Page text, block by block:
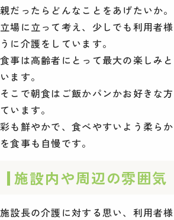
親だったらどんなことをあげたいか
立場に立って考え、少しでも利用者
うに介護をしています。
食事は高齢者にとって最大の楽しみ
います。
そこで朝食はご飯かパンかお好きな
ています。
彩も鮮やかで、食べやすいよう柔ら
を食事も自慢です。
施設内や周辺の雰囲気
施設長の介護に対する思い、利用者